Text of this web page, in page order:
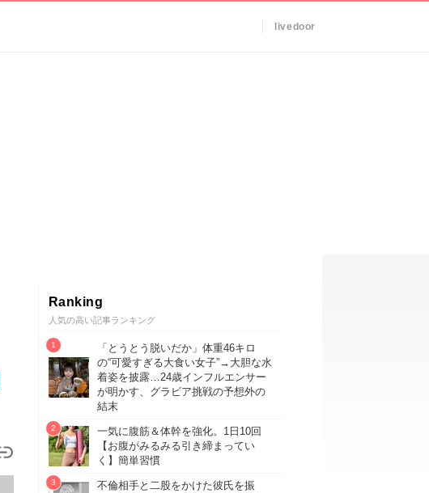
livedoor
Ranking
人気の高い記事ランキング
「とうとう脱いだか」体重46キロ
の“可愛すぎる大食い女子”→大胆な水
着姿を披露…24歳インフルエンサー
が明かす、グラビア挑戦の予想外の
結末
一気に腹筋＆体幹を強化。1日10回
【お腹がみるみる引き締まってい
く】簡単習慣
不倫相手と二股をかけた彼氏を振